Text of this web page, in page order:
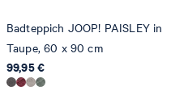
Badteppich JOOP! PAISLEY in
Taupe, 60 x 90 cm
99,95 €